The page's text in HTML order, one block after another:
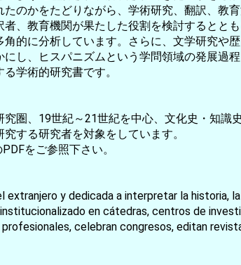
のかをたどりながら、学術研究、翻訳、教
、教育機関が果たした役割を検討するとと
的に分析しています。さらに、文学研究や
し、ヒスパニズムという学問領域の発展過
学術的研究書です。
圏、19世紀～21世紀を中心、文化史・知識
する研究者を対象をしています。
をご参照下さい。
extranjero y dedicada a interpretar la historia,
en cátedras, centros de
celebran congresos, editan